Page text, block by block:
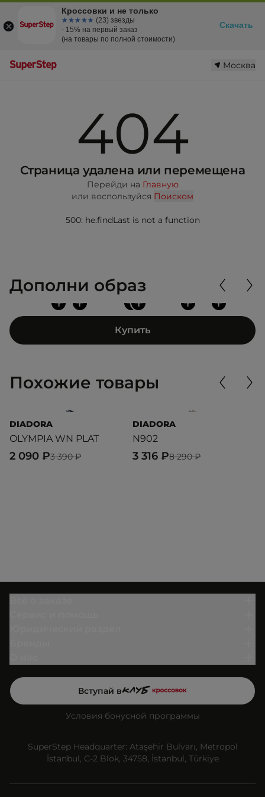
Москва
404
Страница удалена или перемещена
Перейди на Главную
или воспользуйся Поиском
500: he.findLast is not a function
Дополни образ
+
+
+ + +
+
Купить
Похожие товары
DIADORA
OLYMPIA WN PLAT
3 390 ₽
2 090 ₽
DIADORA
N902
8 290 ₽
3 316 ₽
Вступай в
Условия бонусной программы
SuperStep Headquarter: Ataşehir Bulvarı, Metropol
İstanbul, C-2 Blok, 34758, İstanbul, Türkiye
Кроссовки и не только
☆☆☆☆☆
★★★★★ (23) звезды
- 15% на первый заказ
(на товары по полной стоимости)
Скачать